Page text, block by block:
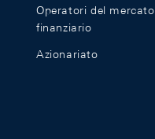
Operatori del mercato
finanziario
Azionariato